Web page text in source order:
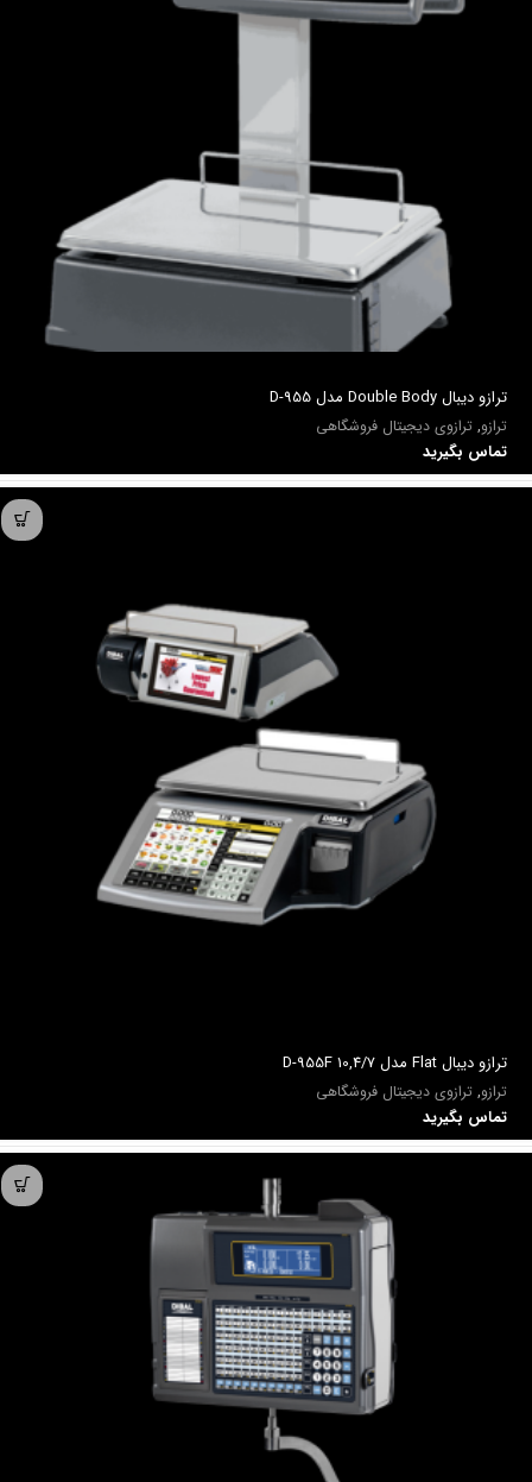
ترازو ديبال Double Body مدل D-955
ترازو, ترازوی دیجیتال فروشگاهی
تماس بگیرید
ترازو ديبال Flat مدل D-955F 10,4/7
ترازو, ترازوی دیجیتال فروشگاهی
تماس بگیرید